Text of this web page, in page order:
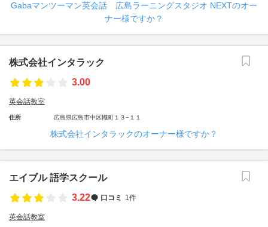
Gabaマンツーマン英会話 広島ラーニングスタジオ NEXTのオー
ナー様ですか？
株式会社インタラック
3.00
英会話教室
住所 広島県広島市中区幟町１３−１１
株式会社インタラックのオーナー様ですか？
エイブル 語学スクール
3.22
口コミ 1件
英会話教室